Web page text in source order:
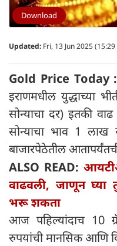
Download
Updated: Fri, 13 Jun 2025 (15:29
Gold Price Today :
इराणमधील युद्धाच्या
सोन्याचा दर) इतकी
सोन्याचा भाव 1 लाख
बाजारपेठेतील
ALSO READ:
वाढवली, जाणून घ्या
भरू शकता
आज पहिल्यांदाच 10
रुपयांची मानसिक आणि